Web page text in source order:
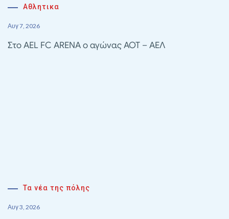
Αθλητικα
Αυγ 7, 2026
Στο AEL FC ARENA ο αγώνας ΑΟΤ – ΑΕΛ
Τα νέα της πόλης
Αυγ 3, 2026